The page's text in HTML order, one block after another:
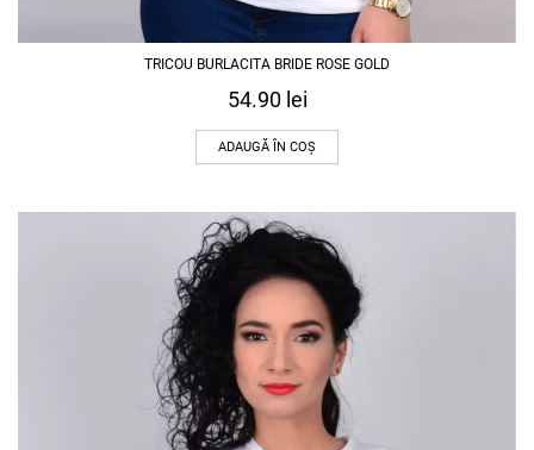
TRICOU BURLACITA BRIDE ROSE GOLD
54.90 lei
ADAUGĂ ÎN COȘ